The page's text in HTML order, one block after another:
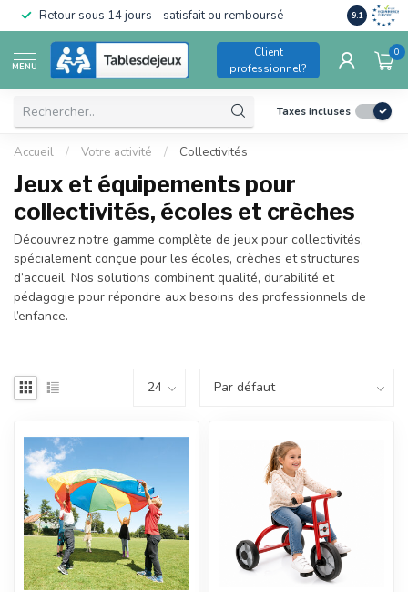
Retour sous 14 jours – satisfait ou remboursé Conforme
pour
9.1
MENU
Client
professionnel?
0
Taxes incluses
Accueil / Votre activité / Collectivités
Jeux et équipements pour
collectivités, écoles et crèches
Découvrez notre gamme complète de jeux pour collectivités,
spécialement conçue pour les écoles, crèches et structures
d’accueil. Nos solutions combinent qualité, durabilité et
pédagogie pour répondre aux besoins des professionnels de
l’enfance.